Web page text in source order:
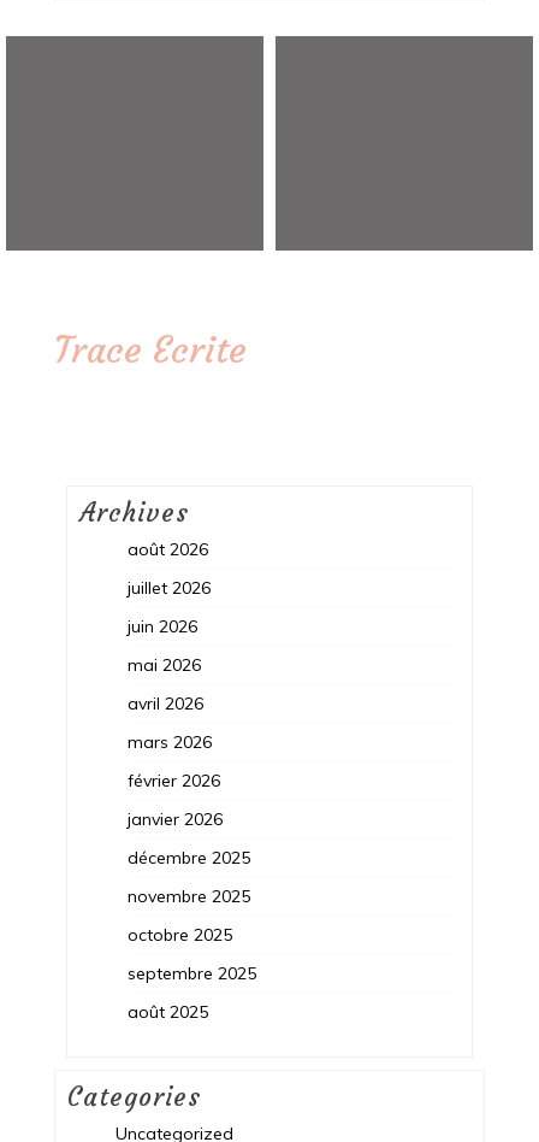
Trace Ecrite
Archives
août 2026
juillet 2026
juin 2026
mai 2026
avril 2026
mars 2026
février 2026
janvier 2026
décembre 2025
novembre 2025
octobre 2025
septembre 2025
août 2025
Categories
Uncategorized